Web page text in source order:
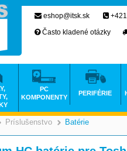
Príslušenstvo Batérie
eshop@itsk.sk
Často kladené otázky
PC
KOMPONENTY
PERIFÉRIE